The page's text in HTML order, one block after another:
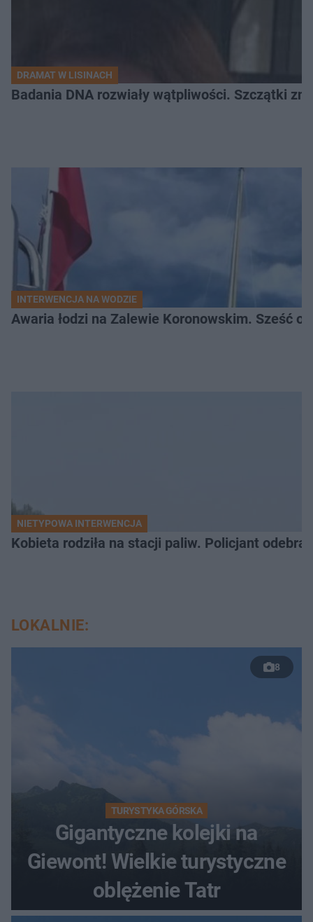
DRAMAT W LISINACH
Badania DNA rozwiały wątpliwości. Szczątki
INTERWENCJA NA WODZIE
Awaria łodzi na Zalewie Koronowskim. Sześć
NIETYPOWA INTERWENCJA
Kobieta rodziła na stacji paliw. Policjant
LOKALNIE:
8
TURYSTYKA GÓRSKA
Gigantyczne kolejki na
Giewont! Wielkie turystyczne
oblężenie Tatr